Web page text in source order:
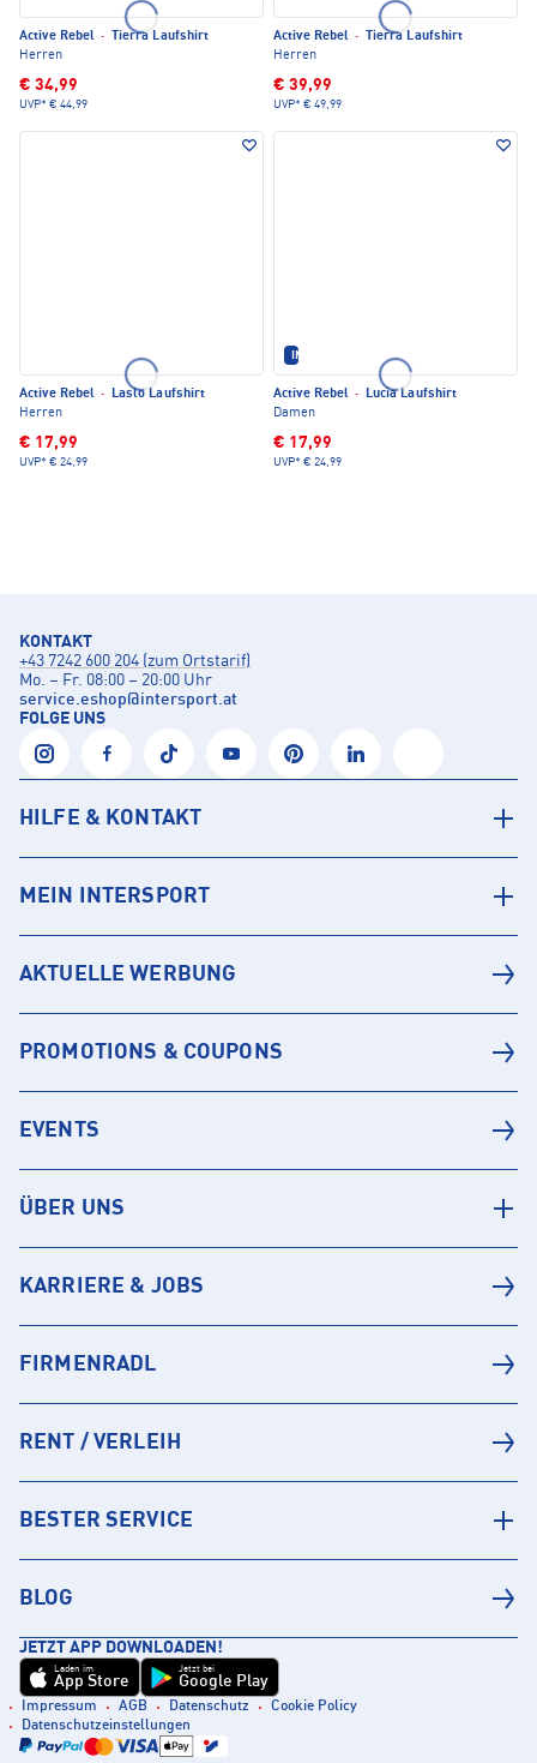
Active Rebel ·
Tierra Laufshirt
Herren
€ 34,99
UVP* € 44,99
Active Rebel ·
Tierra Laufshirt
Herren
€ 39,99
UVP* € 49,99
Active Rebel ·
Laslo Laufshirt
Herren
€ 17,99
UVP* € 24,99
IM SET ERHÄLTLICH
Active Rebel ·
Lucia Laufshirt
Damen
€ 17,99
UVP* € 24,99
KONTAKT
+43 7242 600 204 (zum Ortstarif)
Mo. – Fr. 08:00 – 20:00 Uhr
service.eshop@intersport.at
FOLGE UNS
HILFE & KONTAKT
MEIN INTERSPORT
AKTUELLE WERBUNG
PROMOTIONS & COUPONS
EVENTS
ÜBER UNS
KARRIERE & JOBS
FIRMENRADL
RENT / VERLEIH
BESTER SERVICE
BLOG
JETZT APP DOWNLOADEN!
Laden im
App Store
Jetzt bei
Google Play
Impressum AGB Datenschutz
Cookie Policy
Datenschutzeinstellungen